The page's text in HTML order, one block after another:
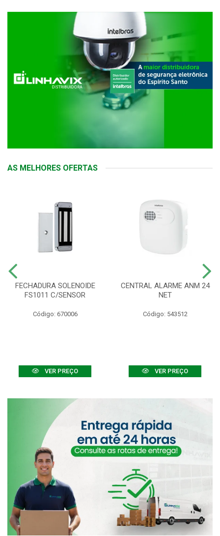
AS MELHORES OFERTAS
FECHADURA SOLENOIDE
FS1011 C/SENSOR
Código: 670006
VER PREÇO
CENTRAL ALARME ANM 24
NET
Código: 543512
VER PREÇO